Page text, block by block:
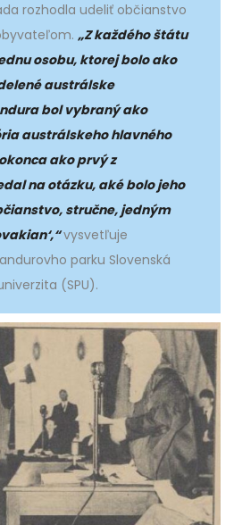
rozhodla udeliť občianstvo
„Z každého štátu
osobu, ktorej bolo ako
austrálske
bol vybraný ako
austrálskeho hlavného
ako prvý z
na otázku, aké bolo jeho
stručne, jedným
vysvetľuje
parku Slovenská
(SPU).